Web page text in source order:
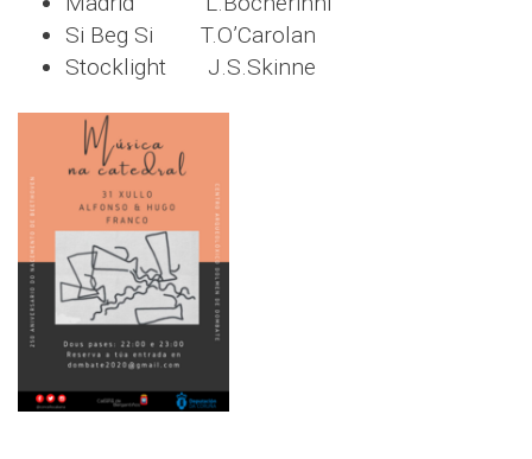
Si Beg Si T.O’Carolan
Stocklight J.S.Skinne